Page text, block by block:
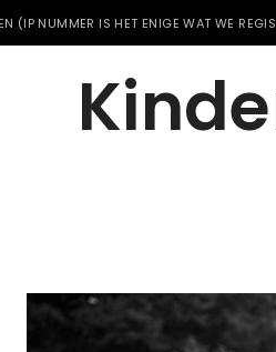
(IP NUMMER IS HET ENIGE WAT WE